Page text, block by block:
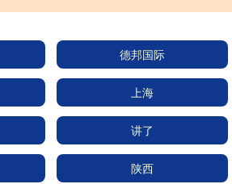
德邦国际
上海
讲了
陕西